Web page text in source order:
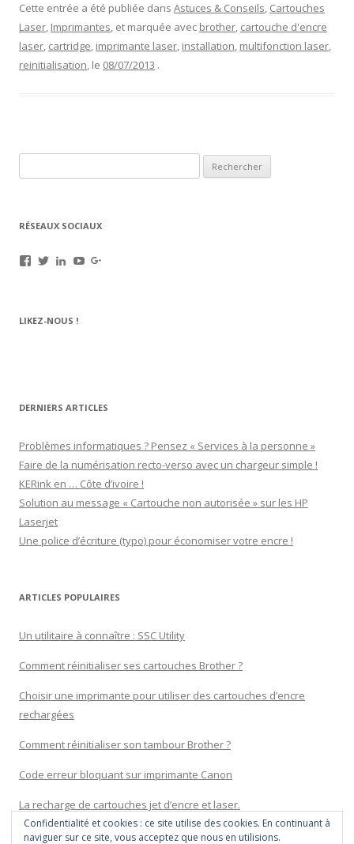
Cette entrée a été publiée dans Astuces & Conseils, Cartouches
Laser, Imprimantes, et marquée avec brother, cartouche d'encre
laser, cartridge, imprimante laser, installation, multifonction laser,
reinitialisation, le 08/07/2013 .
RÉSEAUX SOCIAUX
Voir
sur
Voir
sur
Voir
poirier-
Voir
LIKEZ-NOUS !
DERNIERS ARTICLES
Problèmes informatiques ? Pensez « Services à la personne »
Faire de la numérisation recto-verso avec un chargeur simple !
KERink en … Côte d’ivoire !
Solution au message « Cartouche non autorisée » sur les HP
Laserjet
Une police d’écriture (typo) pour économiser votre encre !
ARTICLES POPULAIRES
Un utilitaire à connaître : SSC Utility
Comment réinitialiser ses cartouches Brother ?
Choisir une imprimante pour utiliser des cartouches d’encre
rechargées
Comment réinitialiser son tambour Brother ?
Code erreur bloquant sur imprimante Canon
La recharge de cartouches jet d’encre et laser.
Confidentialité et cookies : ce site utilise des cookies. En continuant à
naviguer sur ce site, vous acceptez que nous en utilisions.